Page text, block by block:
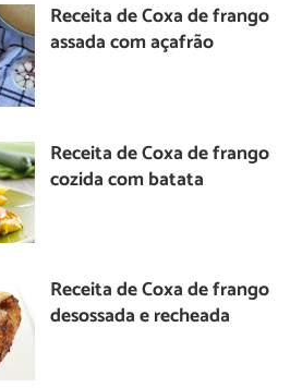
Receita de Coxa de frango
assada com açafrão
Receita de Coxa de frango
cozida com batata
Receita de Coxa de frango
desossada e recheada